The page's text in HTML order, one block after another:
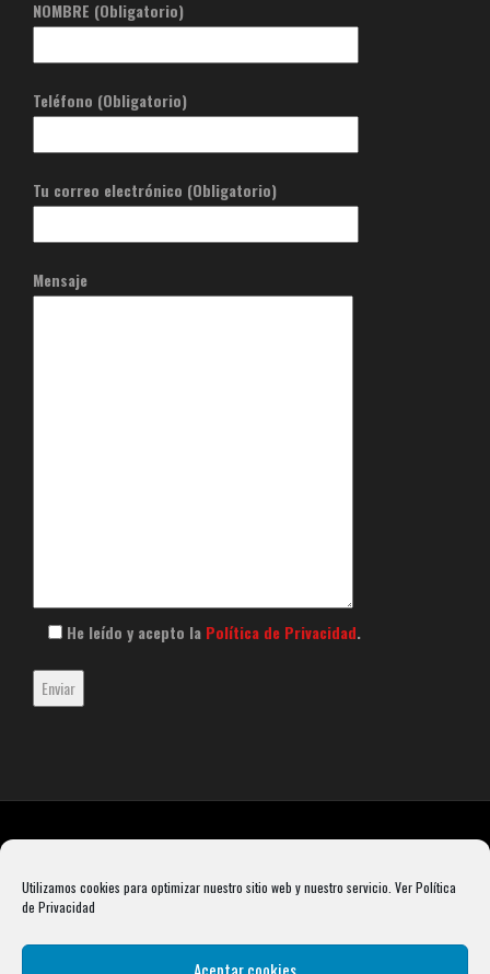
Utilizamos cookies para optimizar nuestro sitio web y nuestro servicio. Ver Política
de Privacidad
Aceptar cookies
NOMBRE (Obligatorio)
Teléfono (Obligatorio)
Tu correo electrónico (Obligatorio)
Mensaje
He leído y acepto la Política de Privacidad.